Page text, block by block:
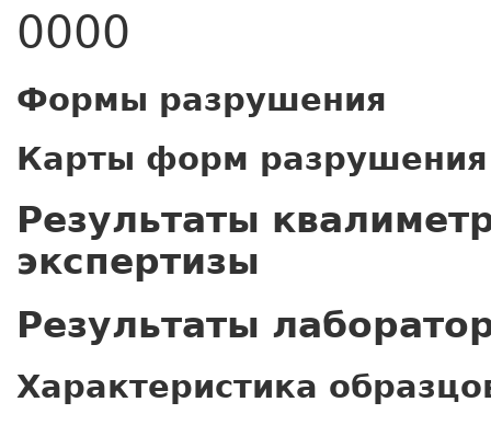
0000
Формы разрушения
Карты форм разрушения
Результаты
экспертизы
Результаты
Характеристика